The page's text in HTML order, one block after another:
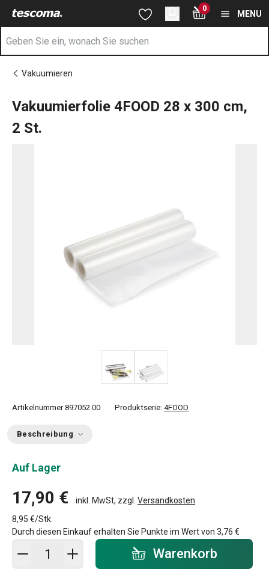
Sie befinden sich auf der Vakuumierfolie 4FOOD 28 x 300 cm, 2
Zum Hauptinhalt springen
Zur Suche springen
Zur Navigation springen 0
MENU
Vakuumieren
Vakuumierfolie 4FOOD 28 x 300 cm,
2 St.
Artikelnummer 897052.00 Produktserie: 4FOOD
Beschreibung
Auf Lager
17,90 € inkl. MwSt, zzgl. Versandkosten
8,95 €/Stk.
Durch diesen Einkauf erhalten Sie Punkte im Wert von 3,76 €
In den Warenkorb - Menge Warenkorb